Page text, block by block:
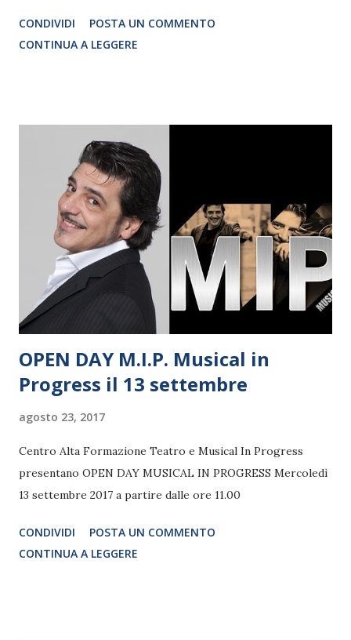
CONDIVIDI
POSTA UN COMMENTO
CONTINUA A LEGGERE
OPEN DAY M.I.P. Musical in
Progress il 13 settembre
agosto 23, 2017
Centro Alta Formazione Teatro e Musical In Progress
presentano OPEN DAY MUSICAL IN PROGRESS Mercoledì
13 settembre 2017 a partire dalle ore 11.00
CONDIVIDI
POSTA UN COMMENTO
CONTINUA A LEGGERE